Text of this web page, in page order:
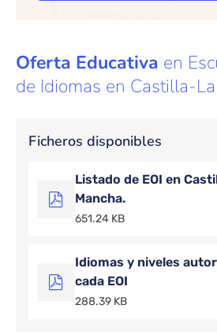
Oferta Educativa en
de Idiomas en Castilla-
Ficheros disponibles
Listado de EOI en
Mancha.
651.24 KB
Idiomas y niveles
cada EOI
288.39 KB